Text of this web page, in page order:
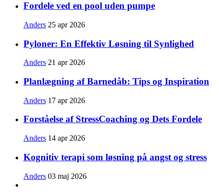
Fordele ved en pool uden pumpe
Anders 25 apr 2026
Pyloner: En Effektiv Løsning til Synlighed
Anders 21 apr 2026
Planlægning af Barnedåb: Tips og Inspiration
Anders 17 apr 2026
Forståelse af StressCoaching og Dets Fordele
Anders 14 apr 2026
Kognitiv terapi som løsning på angst og stress
Anders 03 maj 2026